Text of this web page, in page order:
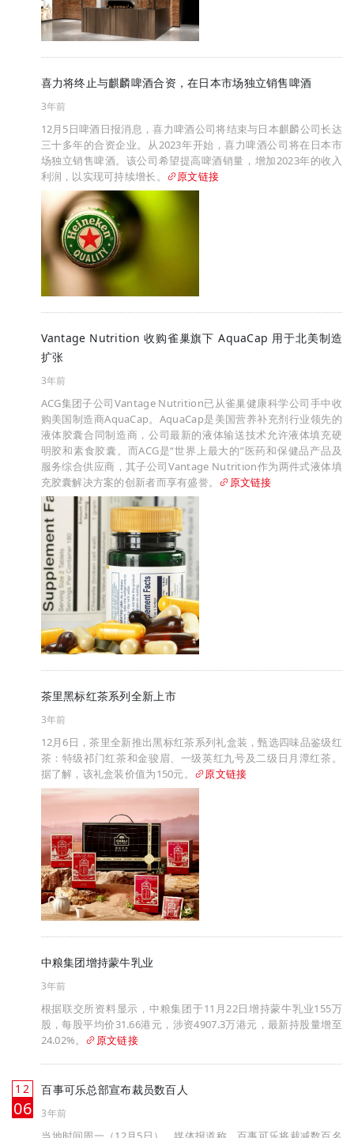
喜力将终止与麒麟啤酒合资，在日本市场独立销售啤酒
3年前
12月5日啤酒日报消息，喜力啤酒公司将结束与日本麒麟公司长达
三十多年的合资企业。从2023年开始，喜力啤酒公司将在日本市
场独立销售啤酒。该公司希望提高啤酒销量，增加2023年的收入
利润，以实现可持续增长。
原文链接
Vantage Nutrition 收购雀巢旗下 AquaCap 用于北美制造
扩张
3年前
ACG集团子公司Vantage Nutrition已从雀巢健康科学公司手中收
购美国制造商AquaCap。AquaCap是美国营养补充剂行业领先的
液体胶囊合同制造商，公司最新的液体输送技术允许液体填充硬
明胶和素食胶囊。而ACG是“世界上最大的”医药和保健品产品及
服务综合供应商，其子公司Vantage Nutrition作为两件式液体填
充胶囊解决方案的创新者而享有盛誉。
原文链接
茶里黑标红茶系列全新上市
3年前
12月6日，茶里全新推出黑标红茶系列礼盒装，甄选四味品鉴级红
茶：特级祁门红茶和金骏眉、一级英红九号及二级日月潭红茶。
据了解，该礼盒装价值为150元。
原文链接
中粮集团增持蒙牛乳业
3年前
根据联交所资料显示，中粮集团于11月22日增持蒙牛乳业155万
股，每股平均价31.66港元，涉资4907.3万港元，最新持股量增至
24.02%。
原文链接
12
月
06
百事可乐总部宣布裁员数百人
3年前